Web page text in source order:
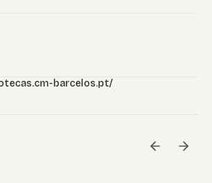
barcelos.pt/